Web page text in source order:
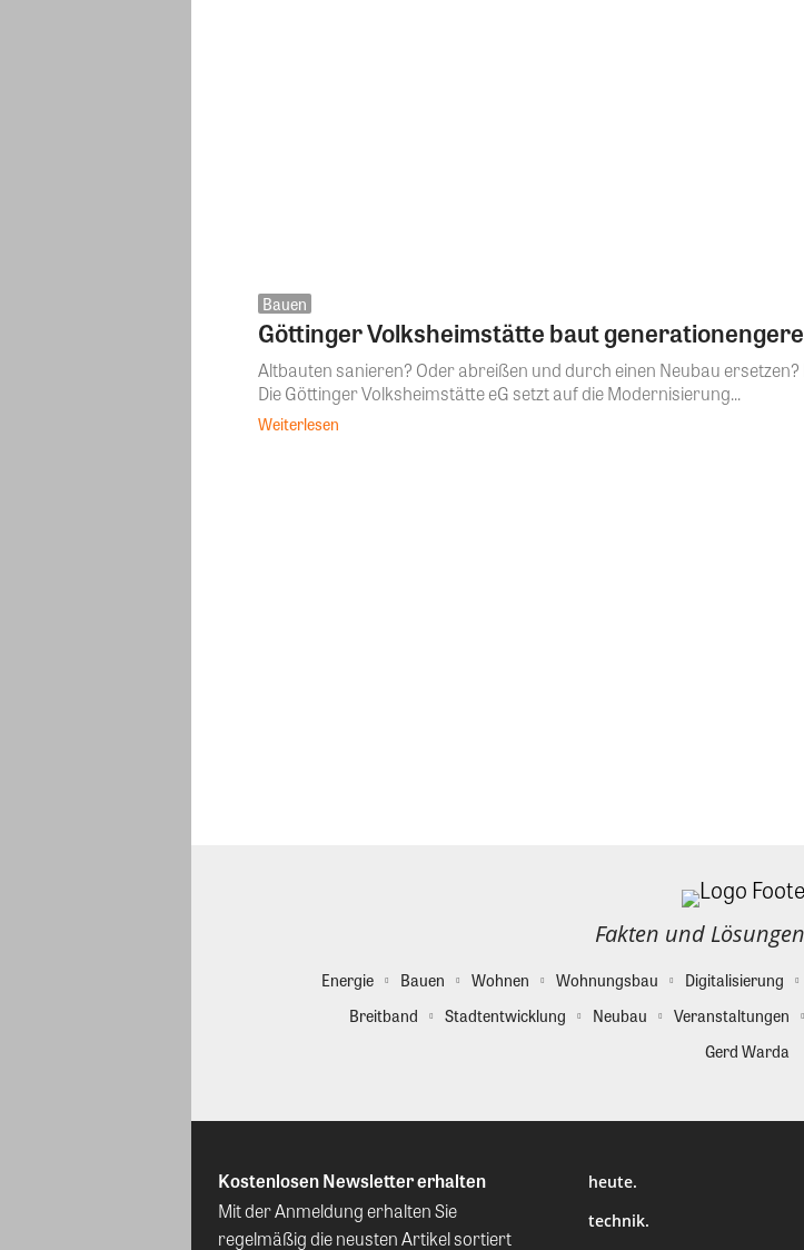
Bauen
Göttinger Volksheimstätte baut
Altbauten sanieren? Oder abreißen und durch einen Neubau
Die Göttinger Volksheimstätte eG setzt auf die Modernisierung...
Weiterlesen
Fakten und
Energie Bauen Wohnen Wohnungsbau Digitalisierung
Breitband
Stadtentwicklung Neubau Veranstaltungen
Gerd Warda
Kostenlosen Newsletter erhalten
Mit der Anmeldung erhalten Sie
regelmäßig die neusten Artikel sortiert
heute.
technik.